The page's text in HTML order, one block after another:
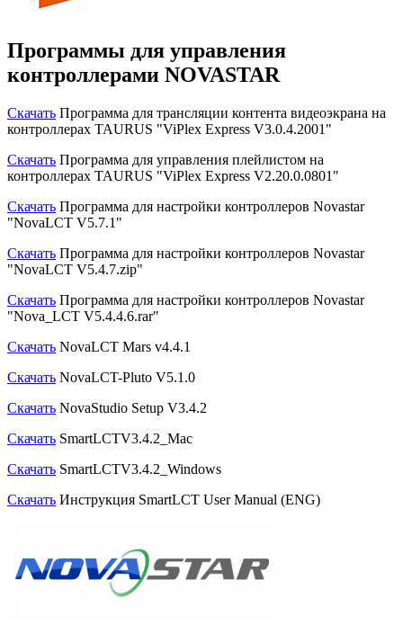
Программы для управления
контроллерами NOVASTAR
Скачать Программа для трансляции контента видеоэкрана на
контроллерах TAURUS "ViPlex Express V3.0.4.2001"
Скачать Программа для управления плейлистом на
контроллерах TAURUS "ViPlex Express V2.20.0.0801"
Скачать Программа для настройки контроллеров Novastar
"NovaLCT V5.7.1"
Скачать Программа для настройки контроллеров Novastar
"NovaLCT V5.4.7.zip"
Скачать Программа для настройки контроллеров Novastar
"Nova_LCT V5.4.4.6.rar"
Скачать NovaLCT Mars v4.4.1
Скачать NovaLCT-Pluto V5.1.0
Скачать NovaStudio Setup V3.4.2
Скачать SmartLCTV3.4.2_Mac
Скачать SmartLCTV3.4.2_Windows
Скачать Инструкция SmartLCT User Manual (ENG)